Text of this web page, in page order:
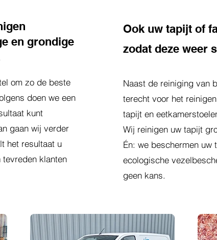
en grondige
om zo de beste
doen we een
kunt
gaan wij verder
het resultaat u
klanten
Ook uw tapijt of
zodat deze weer
Naast de reiniging van
terecht voor het
tapijt en
Wij reinigen uw tapijt
Én: we beschermen uw
ecologische
geen kans.